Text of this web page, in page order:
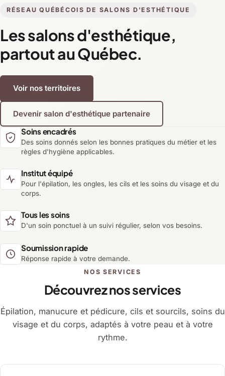
RÉSEAU QUÉBÉCOIS DE SALONS D'ESTHÉTIQUE
Les salons d'esthétique,
partout au Québec.
Voir nos territoires
Devenir salon d'esthétique partenaire
Soins encadrés
Des soins donnés selon les bonnes pratiques du métier et les
règles d'hygiène applicables.
Institut équipé
Pour l'épilation, les ongles, les cils et les soins du visage et du
corps.
Tous les soins
D'un soin ponctuel à un suivi régulier, selon vos besoins.
Soumission rapide
Réponse rapide à votre demande.
NOS SERVICES
Découvrez nos services
Épilation, manucure et pédicure, cils et sourcils, soins du
visage et du corps, adaptés à votre peau et à votre
rythme.